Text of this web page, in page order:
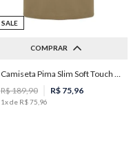
SALE
COMPRAR
M
R$189,90 R$ 75, 96
1x de R$75 96